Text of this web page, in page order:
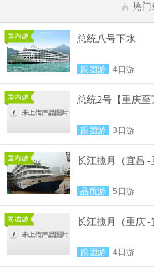
热门
总统八号下水
跟团游 4日游
总统2号【重庆至
跟团游 3日游
长江揽月（宜昌-
品质游 5日游
长江揽月（重庆-
跟团游 4日游